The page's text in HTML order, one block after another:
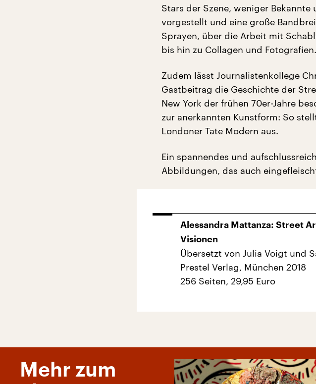
Stars der Szene, weniger
vorgestellt und eine große
Sprayen, über die Arbeit mit
bis hin zu Collagen und Fotografien.
Zudem lässt Journalistenkollege
Gastbeitrag die Geschichte der
New York der frühen 70er-Jahre
zur anerkannten Kunstform: So
Londoner Tate Modern aus.
Ein spannendes und
Abbildungen, das auch
Alessandra Mattanza: Street
Visionen
Übersetzt von Julia Voigt und
Prestel Verlag, München 2018
256 Seiten, 29,95 Euro
Mehr zum